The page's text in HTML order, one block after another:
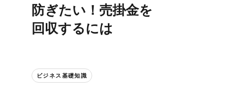
防ぎたい！​売掛金を​
回収するには
ビジネス基礎知識